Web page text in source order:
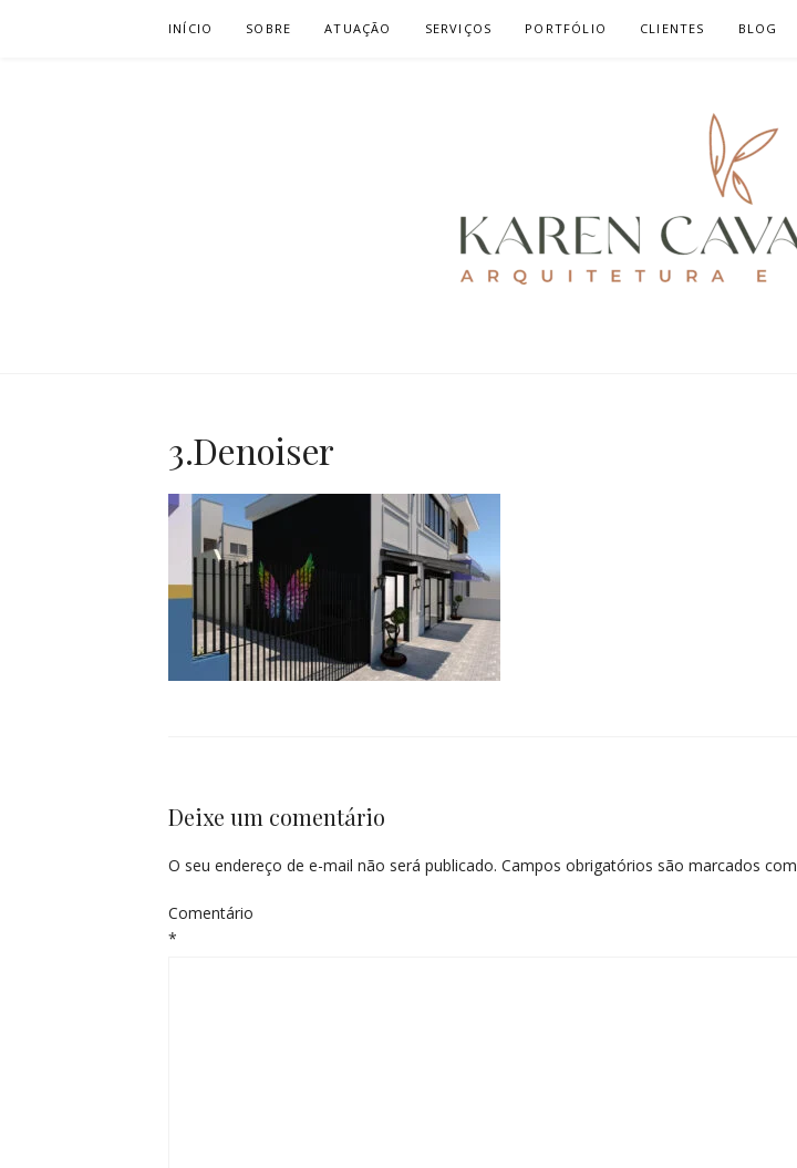
INÍCIO SOBRE ATUAÇÃO SERVIÇOS PORTFÓLIO CLIENTES BLOG
3.Denoiser
Deixe um comentário
O seu endereço de e-mail não será publicado. Campos obrigatórios são marcados com
Comentário
*